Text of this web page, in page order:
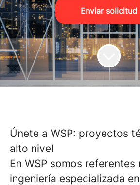
Enviar solicitud
Únete a WSP: proyectos
alto nivel
En WSP somos referentes
ingeniería especializada en